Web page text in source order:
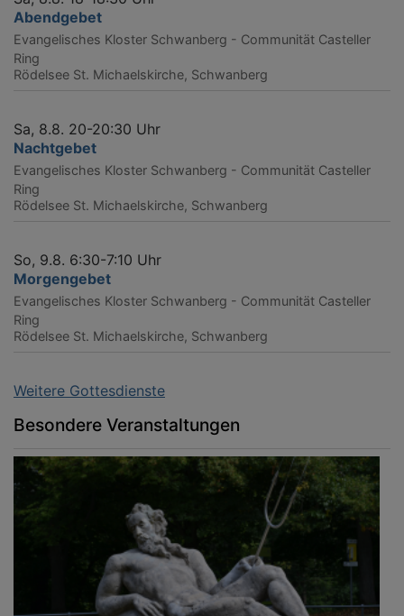
Abendgebet
Evangelisches Kloster Schwanberg - Communität Casteller
Ring
Rödelsee St. Michaelskirche, Schwanberg
Sa, 8.8. 20-20:30 Uhr
Nachtgebet
Evangelisches Kloster Schwanberg - Communität Casteller
Ring
Rödelsee St. Michaelskirche, Schwanberg
So, 9.8. 6:30-7:10 Uhr
Morgengebet
Evangelisches Kloster Schwanberg - Communität Casteller
Ring
Rödelsee St. Michaelskirche, Schwanberg
Weitere Gottesdienste
Besondere Veranstaltungen